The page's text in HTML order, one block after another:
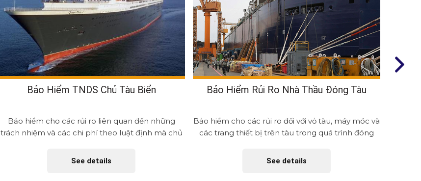
Bảo Hiểm TNDS Chủ Tàu Biển
Bảo hiểm cho các rủi ro liên quan đến những
trách nhiệm và các chi phí theo luật định mà chủ
See details
Bảo Hiểm Rủi Ro Nhà Thầu Đóng Tàu
Bảo hiểm cho các rủi ro đối với vỏ tàu, máy móc và
các trang thiết bị trên tàu trong quá trình đóng
See details